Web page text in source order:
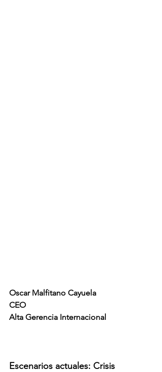
Oscar Malfitano Cayuela
CEO
Alta Gerencia Internacional
Escenarios actuales: Crisis